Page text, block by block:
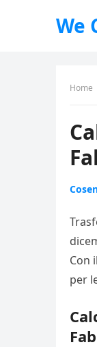
We
Home
Con
per